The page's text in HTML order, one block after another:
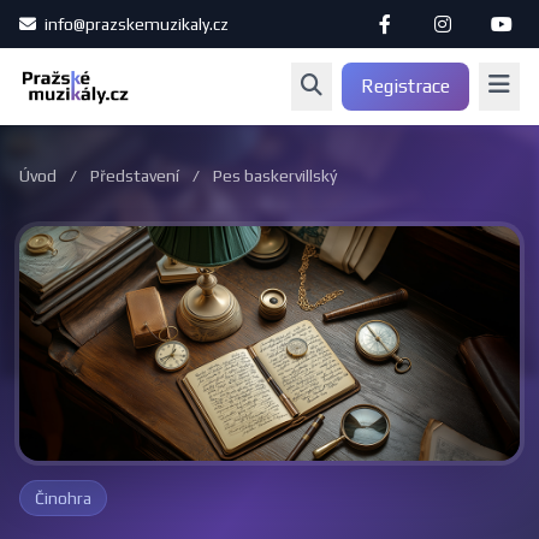
info@prazskemuzikaly.cz
Registrace
Úvod / Představení / Pes baskervillský
Činohra